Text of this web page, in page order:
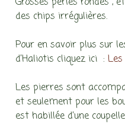
des chips irrégulières.
Pour en savoir plus sur
d’Haliotis cliquez ici :
Les pierres sont
et seulement pour les
est habillée d’une